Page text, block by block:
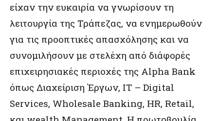
είχαν την ευκαιρία να γνωρίσουν τη
λειτουργία της Τράπεζας, να ενημερωθούν
για τις προοπτικές απασχόλησης και να
συνομιλήσουν με στελέχη από διάφορές
επιχειρησιακές περιοχές της Alpha Bank
όπως Διαχείριση Έργων, IT – Digital
Services, Wholesale Banking, HR, Retail,